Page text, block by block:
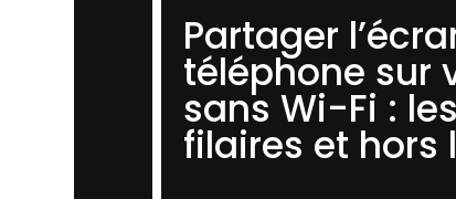
Partager
téléphone sur
sans Wi-Fi :
filaires et hors